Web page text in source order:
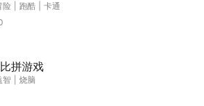
险 跑酷
卡通
拼游戏
智 烧脑